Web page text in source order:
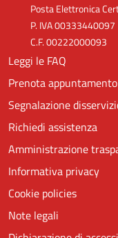
Posta Elettronica
P. IVA 00333440097
C.F. 00222000093
Leggi le FAQ
Prenota appuntamento
Segnalazione
Richiedi assistenza
Amministrazione
Informativa privacy
Cookie policies
Note legali